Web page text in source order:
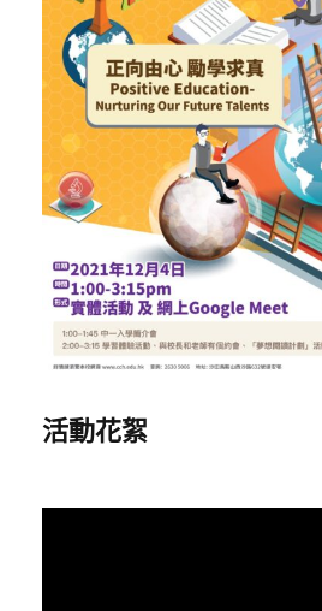
活動花絮